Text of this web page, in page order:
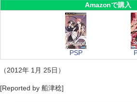
Amazonで購入
PSP
（2012年 1月 25日）
[Reported by 船津稔]